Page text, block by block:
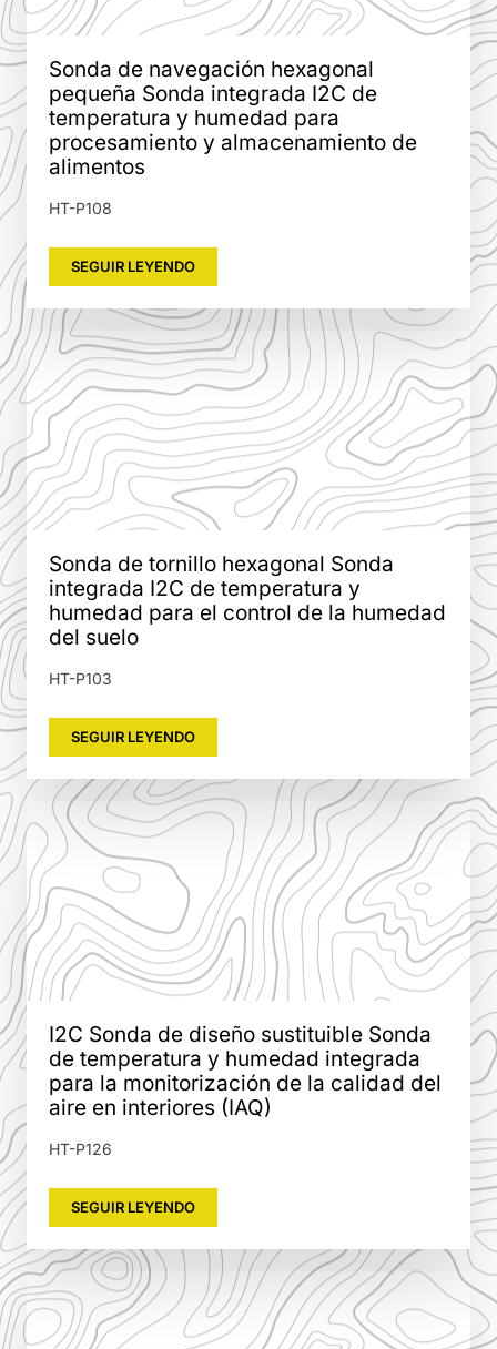
Sonda de navegación hexagonal
pequeña Sonda integrada I2C de
temperatura y humedad para
procesamiento y almacenamiento de
alimentos
HT-P108
SEGUIR LEYENDO
Sonda de tornillo hexagonal Sonda
integrada I2C de temperatura y
humedad para el control de la humedad
del suelo
HT-P103
SEGUIR LEYENDO
I2C Sonda de diseño sustituible Sonda
de temperatura y humedad integrada
para la monitorización de la calidad del
aire en interiores (IAQ)
HT-P126
SEGUIR LEYENDO